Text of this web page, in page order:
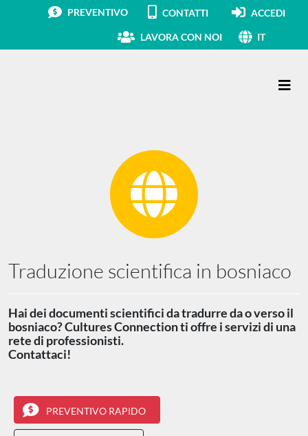
PREVENTIVO CONTATTI ACCEDI
LAVORA CON NOI IT
Traduzione scientifica in bosniaco
Hai dei documenti scientifici da tradurre da o verso il
bosniaco? Cultures Connection ti offre i servizi di una
rete di professionisti.
Contattaci!
PREVENTIVO RAPIDO